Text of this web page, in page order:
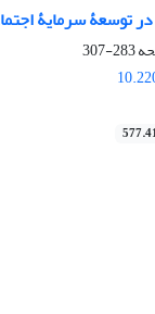
توسعۀ سرمایۀ
283-307